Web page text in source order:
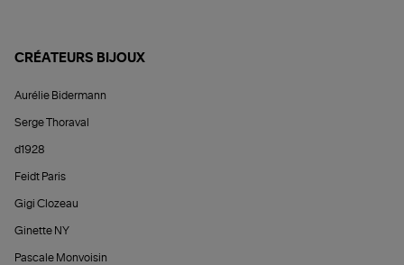
CRÉATEURS BIJOUX
Aurélie Bidermann
Serge Thoraval
d1928
Feidt Paris
Gigi Clozeau
Ginette NY
Pascale Monvoisin